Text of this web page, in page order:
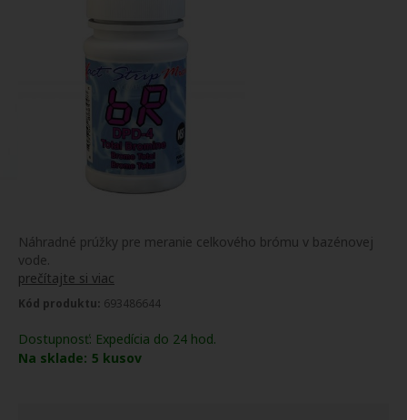
Náhradné prúžky pre meranie celkového brómu v bazénovej
vode.
prečítajte si viac
Kód produktu: 693486644
Dostupnosť: Expedícia do 24 hod.
Na sklade: 5 kusov